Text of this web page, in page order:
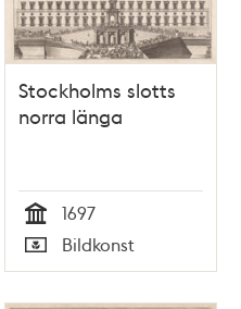
Stockholms slotts
norra länga
Tid
1697
Typ
Bildkonst